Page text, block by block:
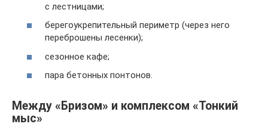
с лестницами;
берегоукрепительный периметр (через него
переброшены лесенки);
сезонное кафе;
пара бетонных понтонов.
Между «Бризом» и комплексом «Тонкий
мыс»